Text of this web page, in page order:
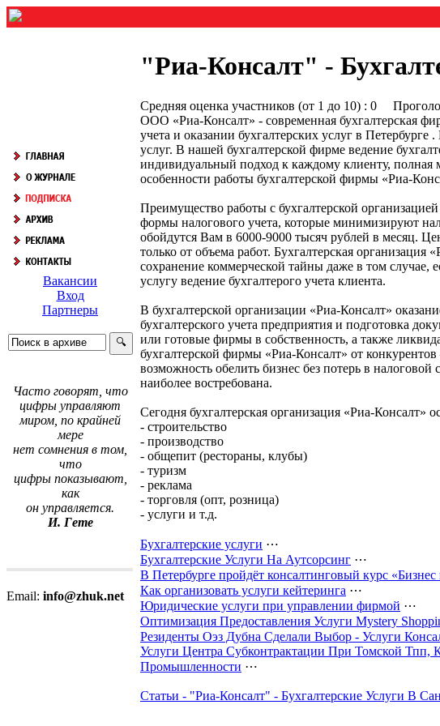
Вакансии
Вход
Партнеры
Часто говорят, что
цифры управляют
миром, по крайней
мере
нет сомнения в том,
что
цифры показывают,
как
он управляется.
И. Гете
Email: info@zhuk.net
"Риа-Консалт" -
Средняя оценка участников (от 1 до 10) : 0
ООО «Риа-Консалт» - современная бухгалтерская
учета и оказании бухгалтерских услуг в Петербурге
услуг. В нашей бухгалтерской фирме ведение
индивидуальный подход к каждому клиенту, полная
особенности работы бухгалтерской фирмы «Риа-
Преимущество работы с бухгалтерской
формы налогового учета, которые минимизируют
обойдутся Вам в 6000-9000 тысяч рублей в месяц.
только от объема работ. Бухгалтерская организация
сохранение коммерческой тайны даже в том случае,
услугу ведение бухгалтерого учета клиента.
В бухгалтерской организации «Риа-Консалт»
бухгалтерского учета предприятия и подготовка
или готовые фирмы в собственность, а также
бухгалтерской фирмы «Риа-Консалт» от
возможность обелить бизнес без потерь в
наиболее востребована.
Сегодня бухгалтерская организация «Риа-Консалт»
- строительство
- производство
- общепит (рестораны, клубы)
- туризм
- реклама
- торговля (опт, розница)
- услуги и т.д.
Бухгалтерские услуги ⋯
Бухгалтерские Услуги На Аутсорсинг ⋯
В Петербурге пройдёт консалтинговый курс
Как организовать услуги кейтеринга ⋯
Юридические услуги при управлении фирмой ⋯
Оптимизация Предоставления Услуги Mystery
Резиденты Оэз Дубна Сделали Выбор - Услуги
Услуги Центра Субконтрактации При Томской
Промышленности ⋯
Статьи - "Риа-Консалт" - Бухгалтерские Услуги В